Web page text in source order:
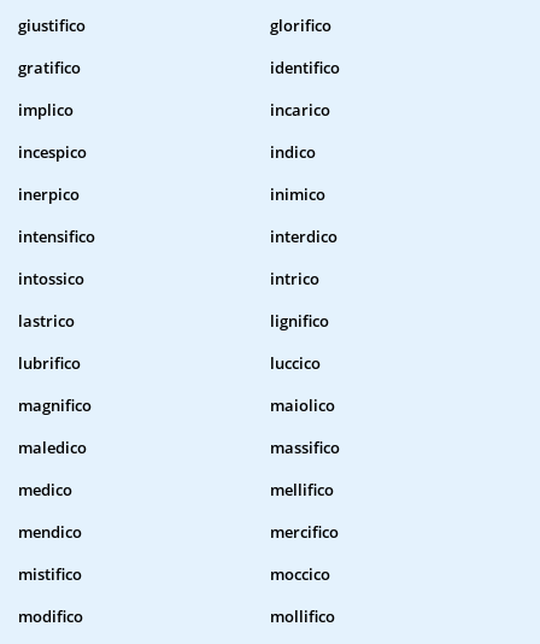
giustifico
glorifico
gratifico
identifico
implico
incarico
incespico
indico
inerpico
inimico
intensifico
interdico
intossico
intrico
lastrico
lignifico
lubrifico
luccico
magnifico
maiolico
maledico
massifico
medico
mellifico
mendico
mercifico
mistifico
moccico
modifico
mollifico